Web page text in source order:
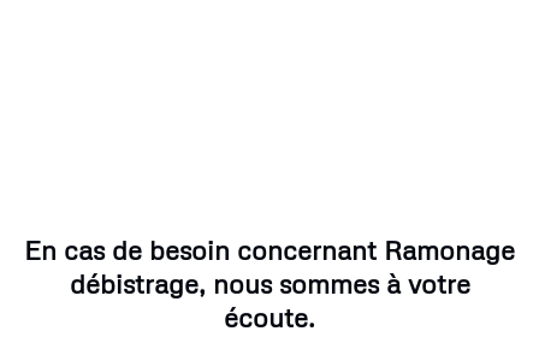
En cas de besoin concernant Ramonage
débistrage, nous sommes à votre
écoute.